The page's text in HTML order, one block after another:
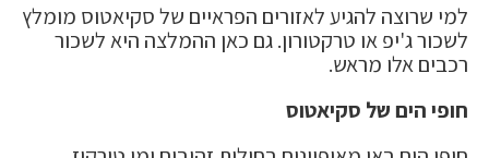
למי שרוצה להגיע לאזורים הפראיים של סקיאטוס מומלץ
לשכור ג'יפ או טרקטורון. גם כאן ההמלצה היא לשכור
רכבים אלו מראש.
חופי הים של סקיאטוס